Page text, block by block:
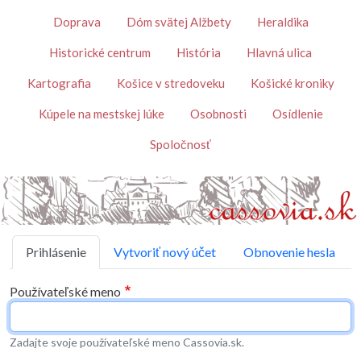
TémyDoprava Dóm svätej Alžbety Heraldika
Historické centrum História Hlavná ulica
Kartografia Košice v stredoveku Košické kroniky
Kúpele na mestskej lúke Osobnosti Osídlenie
Spoločnosť
Primárne karty
Prihlásenie Vytvoriť nový účet Obnovenie hesla
Používateľské meno
Zadajte svoje používateľské meno Cassovia.sk.